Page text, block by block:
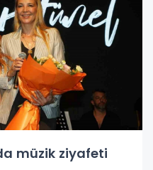
müzik ziyafeti